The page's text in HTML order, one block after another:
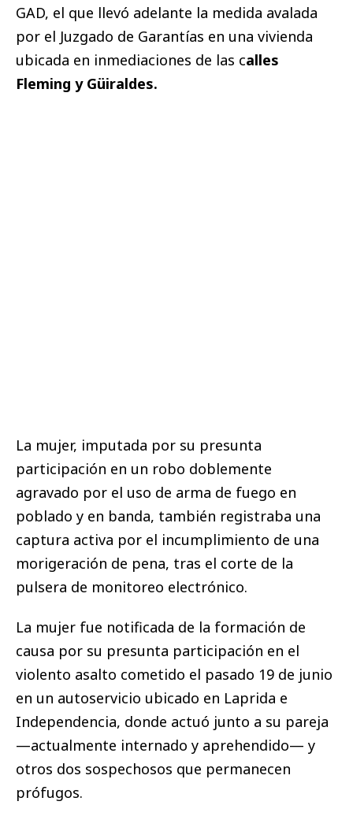
GAD, el que llevó adelante la medida avalada
por el Juzgado de Garantías en una vivienda
ubicada en inmediaciones de las calles
Fleming y Güiraldes.
La mujer, imputada por su presunta
participación en un robo doblemente
agravado por el uso de arma de fuego en
poblado y en banda, también registraba una
captura activa por el incumplimiento de una
morigeración de pena, tras el corte de la
pulsera de monitoreo electrónico.
La mujer fue notificada de la formación de
causa por su presunta participación en el
violento asalto cometido el pasado 19 de junio
en un autoservicio ubicado en Laprida e
Independencia, donde actuó junto a su pareja
—actualmente internado y aprehendido— y
otros dos sospechosos que permanecen
prófugos.